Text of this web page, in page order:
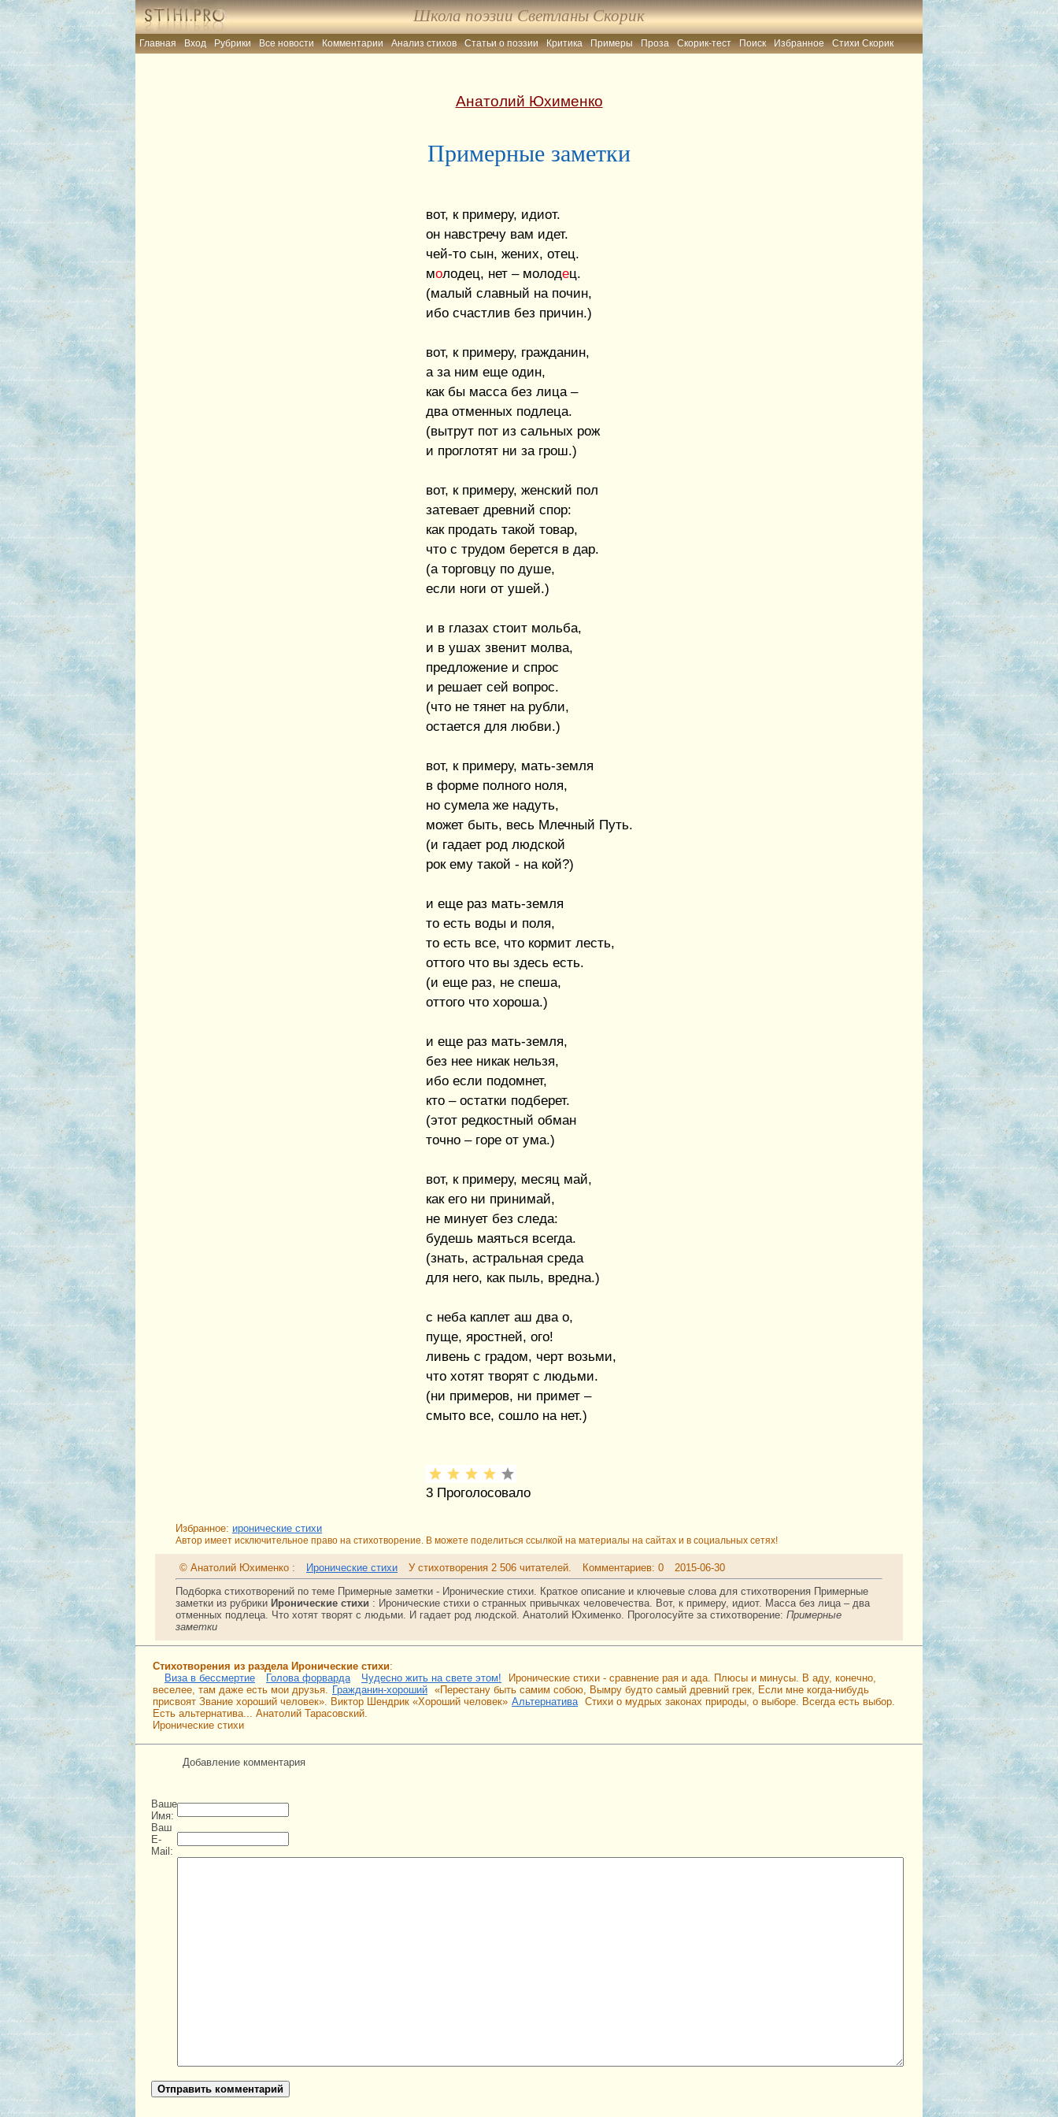
Школа поэзии Светланы Скорик
Главная Вход Рубрики Все новости Комментарии Анализ стихов Статьи о поэзии Критика Примеры Проза Скорик-тест Поиск Избранное Стихи Скорик
Анатолий Юхименко
Примерные заметки
вот, к примеру, идиот.
он навстречу вам идет.
чей-то сын, жених, отец.
молодец, нет – молодец.
(малый славный на почин,
ибо счастлив без причин.)
вот, к примеру, гражданин,
а за ним еще один,
как бы масса без лица –
два отменных подлеца.
(вытрут пот из сальных рож
и проглотят ни за грош.)
вот, к примеру, женский пол
затевает древний спор:
как продать такой товар,
что с трудом берется в дар.
(а торговцу по душе,
если ноги от ушей.)
и в глазах стоит мольба,
и в ушах звенит молва,
предложение и спрос
и решает сей вопрос.
(что не тянет на рубли,
остается для любви.)
вот, к примеру, мать-земля
в форме полного ноля,
но сумела же надуть,
может быть, весь Млечный Путь.
(и гадает род людской
рок ему такой - на кой?)
и еще раз мать-земля
то есть воды и поля,
то есть все, что кормит лесть,
оттого что вы здесь есть.
(и еще раз, не спеша,
оттого что хороша.)
и еще раз мать-земля,
без нее никак нельзя,
ибо если подомнет,
кто – остатки подберет.
(этот редкостный обман
точно – горе от ума.)
вот, к примеру, месяц май,
как его ни принимай,
не минует без следа:
будешь маяться всегда.
(знать, астральная среда
для него, как пыль, вредна.)
с неба каплет аш два о,
пуще, яростней, ого!
ливень с градом, черт возьми,
что хотят творят с людьми.
(ни примеров, ни примет –
смыто все, сошло на нет.)
3Проголосовало
Избранное: иронические стихи
Автор имеет исключительное право на стихотворение. В можете поделиться ссылкой на материалы на сайтах и в социальных сетях!
© Анатолий Юхименко : Иронические стихи У стихотворения 2 506 читателей. Комментариев: 0
2015-06-30
Подборка стихотворений по теме Примерные заметки - Иронические стихи. Краткое описание и ключевые слова для стихотворения Примерные
заметки из рубрики Иронические стихи : Иронические стихи о странных привычках человечества. Вот, к примеру, идиот. Масса без лица – два
отменных подлеца. Что хотят творят с людьми. И гадает род людской. Анатолий Юхименко.
Проголосуйте за стихотворение: Примерные
заметки
Стихотворения из раздела Иронические стихи:
Виза в бессмертие
Голова форварда Чудесно жить на свете этом!
Иронические стихи - сравнение рая и ада. Плюсы и минусы. В аду, конечно,
веселее, там даже есть мои друзья.
Гражданин-хороший «Перестану быть самим собою, Вымру будто самый древний грек, Если мне когда-нибудь
присвоят Звание хороший человек». Виктор Шендрик «Хороший человек» Альтернатива Стихи о мудрых законах природы, о выборе. Всегда есть выбор.
Есть альтернатива... Анатолий Тарасовский.
Иронические стихи
Добавление комментария
Ваше
Имя:
Ваш
E-
Mail:
Отправить комментарий